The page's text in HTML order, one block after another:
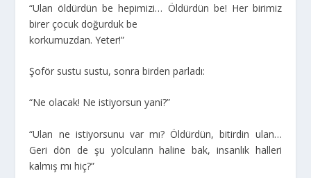
“Ulan öldürdün be hepimizi… Öldürdün be! Her birimiz
birer çocuk doğurduk be
korkumuzdan. Yeter!”
Şoför sustu sustu, sonra birden parladı:
“Ne olacak! Ne istiyorsun yani?”
“Ulan ne istiyorsunu var mı? Öldürdün, bitirdin ulan…
Geri dön de şu yolcuların haline bak, insanlık halleri
kalmış mı hiç?”